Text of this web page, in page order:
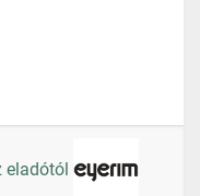
eladótól